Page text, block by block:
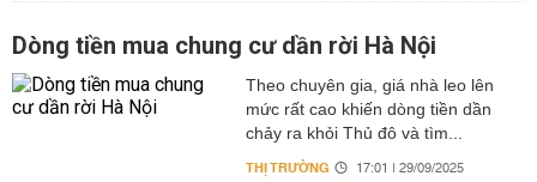
Dòng tiền mua chung cư dần rời Hà Nội
Theo chuyên gia, giá nhà leo lên
mức rất cao khiến dòng tiền dần
chảy ra khỏi Thủ đô và tìm...
THỊ TRƯỜNG 17:01 | 29/09/2025